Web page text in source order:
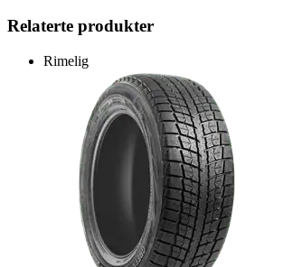
Relaterte produkter
Rimelig